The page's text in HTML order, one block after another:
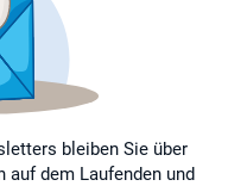
bleiben Sie über
auf dem Laufenden und